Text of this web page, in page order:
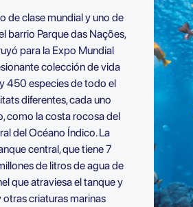
de clase mundial y uno de
barrio Parque das Nações,
para la Expo Mundial
colección de vida
450 especies de todo el
diferentes, cada uno
como la costa rocosa del
del Océano Índico. La
central, que tiene 7
de litros de agua de
que atraviesa el tanque y
criaturas marinas